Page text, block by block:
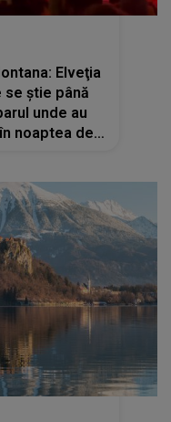
Elveţia
se ştie până
unde au
noaptea de